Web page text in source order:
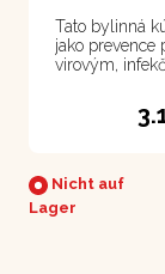
Tato bylinná
jako prevence
virovým,
Nicht auf
Lager